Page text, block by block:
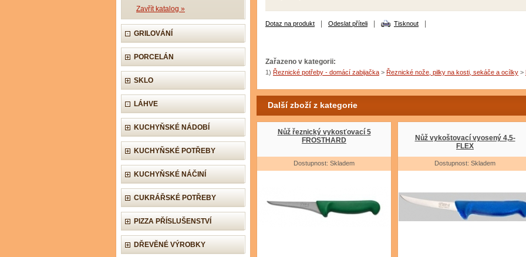
Zavřít katalog »
GRILOVÁNÍ
PORCELÁN
SKLO
LÁHVE
KUCHYŇSKÉ NÁDOBÍ
KUCHYŇSKÉ POTŘEBY
KUCHYŇSKÉ NÁČINÍ
CUKRÁŘSKÉ POTŘEBY
PIZZA PŘÍSLUŠENSTVÍ
DŘEVĚNÉ VÝROBKY
Dotaz na produkt Odeslat příteli Tisknout
Zařazeno v kategorii:
1) Řeznické potřeby - domácí zabijačka > Řeznické nože, pilky na kosti, sekáče a ocílky >
Další zboží z kategorie
Nůž řeznický vykosťovací 5
FROSTHARD
Dostupnost: Skladem
Nůž vykoštovací vyosený 4,5-
FLEX
Dostupnost: Skladem